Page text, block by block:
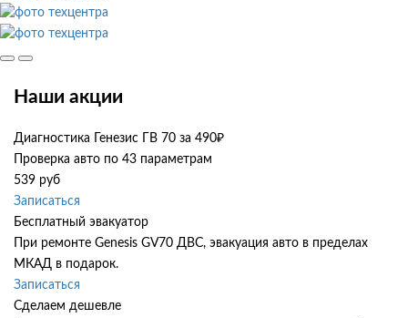
Наши акции
Диагностика Генезис ГВ 70 за 490₽
Проверка авто по 43 параметрам
539 руб
Записаться
Бесплатный эвакуатор
При ремонте Genesis GV70 ДВС, эвакуация авто в пределах
МКАД в подарок.
Записаться
Сделаем дешевле